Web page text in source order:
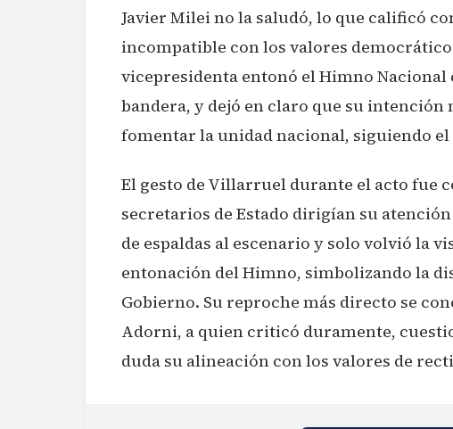
Javier Milei no la saludó, lo que calificó
incompatible con los valores
vicepresidenta entonó el Himno
bandera, y dejó en claro que su
fomentar la unidad nacional, siguiendo el
El gesto de Villarruel durante el acto fue
secretarios de Estado dirigían su
de espaldas al escenario y solo volvió la
entonación del Himno, simbolizando la
Gobierno. Su reproche más directo se
Adorni, a quien criticó duramente,
duda su alineación con los valores de